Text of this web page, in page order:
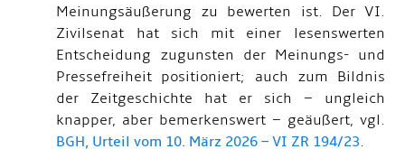
Meinungsäußerung zu bewerten ist. Der VI.
Zivilsenat hat sich mit einer lesenswerten
Entscheidung zugunsten der Meinungs- und
Pressefreiheit positioniert; auch zum Bildnis
der Zeitgeschichte hat er sich – ungleich
knapper, aber bemerkenswert – geäußert, vgl.
BGH, Urteil vom 10. März 2026 – VI ZR 194/23.